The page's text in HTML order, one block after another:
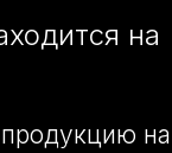
на
продукцию на